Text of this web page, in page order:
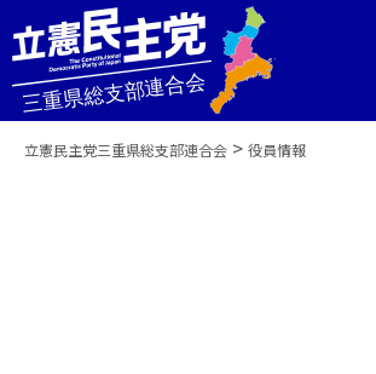
立憲民主党三重県総支部連合会 > 役員情報